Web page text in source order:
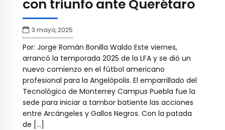
con triunfo ante Querétaro
3 mayo, 2025
Por: Jorge Román Bonilla Waldo Este viernes,
arrancó la temporada 2025 de la LFA y se dió un
nuevo comienzo en el fútbol americano
profesional para la Angelópolis. El emparrillado del
Tecnológico de Monterrey Campus Puebla fue la
sede para iniciar a tambor batiente las acciones
entre Arcángeles y Gallos Negros. Con la patada
de […]